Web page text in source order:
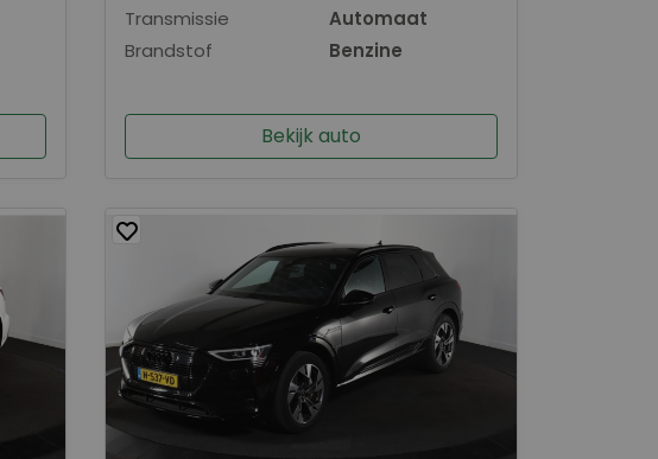
Transmissie
Automaat
Brandstof
Benzine
Bekijk auto